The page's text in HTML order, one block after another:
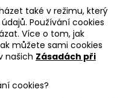
také v režimu, který
Používání cookies
Více o tom, jak
můžete sami cookies
našich Zásadách při
cookies?